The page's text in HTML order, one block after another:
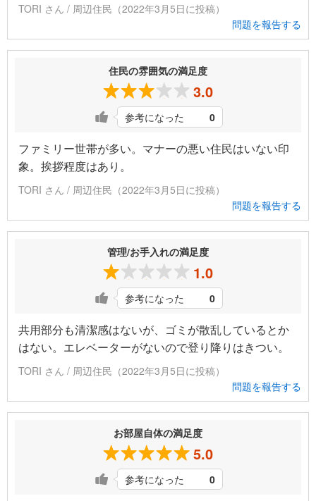
TORI さん / 周辺住民（2022年3月5日に投稿）
問題を報告する
住民の雰囲気の満足度
3.0
参考になった 0
ファミリー世帯が多い。マナーの悪い住民はいない印
象。挨拶程度はあり。
TORI さん / 周辺住民（2022年3月5日に投稿）
問題を報告する
管理/お手入れの満足度
1.0
参考になった 0
共用部分も清潔感はないが、ゴミが散乱しているとか
はない。エレベーターがないので登り降りはきつい。
TORI さん / 周辺住民（2022年3月5日に投稿）
問題を報告する
お部屋自体の満足度
5.0
参考になった 0